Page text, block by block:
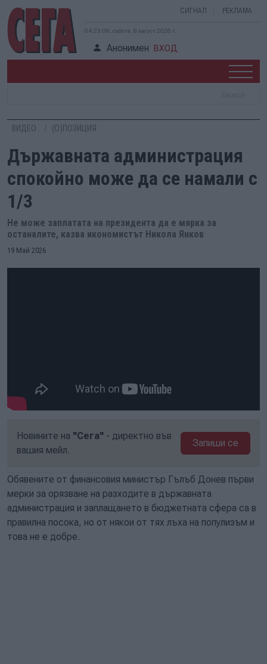
СИГНАЛ РЕКЛАМА
04:23:09, събота, 8 август 2026 г.
Анонимен ВХОД
ВИДЕО (О)ПОЗИЦИЯ
Държавната администрация
спокойно може да се намали с
1/3
Не може заплатата на президента да е мярка за
останалите, казва икономистът Никола Янков
19 Май 2026
Новините на "Сега" - директно във
вашия мейл.
Запиши се
Обявените от финансовия министър Гълъб Донев първи
мерки за орязване на разходите в държавната
администрация и заплащането в бюджетната сфера са в
правилна посока, но от някои от тях лъха на популизъм и
това не е добре.